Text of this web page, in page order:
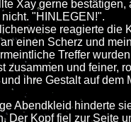
Xay gerne
"HINLEGEN!".
reagierte die
einen Scherz und
Treffer
zusammen und feiner,
ihre Gestalt auf dem
Abendkleid hinderte
Der Kopf fiel zur Seite